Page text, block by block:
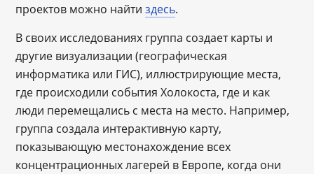
проектов можно найтиздесь.
В своих исследованиях группа создает карты и
другие визуализации (географическая
информатика или ГИС), иллюстрирующие места,
где происходили события Холокоста, где и как
люди перемещались с места на место. Например,
группа создала интерактивную карту,
показывающую местонахождение всех
концентрационных лагерей в Европе, когда они